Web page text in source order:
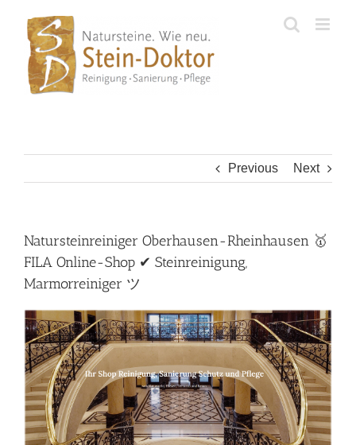
content
Previous Next
Natursteinreiniger Oberhausen-Rheinhausen 🥇
FILA Online-Shop ✔ Steinreinigung,
Marmorreiniger ツ